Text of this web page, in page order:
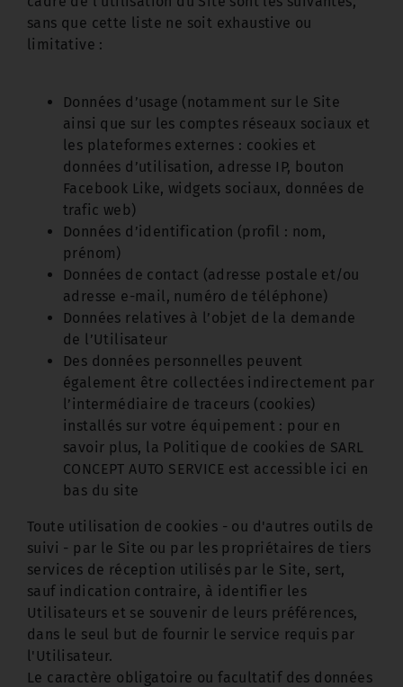
sans que cette liste ne soit exhaustive ou
limitative :
Données d’usage (notamment sur le Site
ainsi que sur les comptes réseaux sociaux et
les plateformes externes : cookies et
données d’utilisation, adresse IP, bouton
Facebook Like, widgets sociaux, données de
trafic web)
Données d’identification (profil : nom,
prénom)
Données de contact (adresse postale et/ou
adresse e-mail, numéro de téléphone)
Données relatives à l’objet de la demande
de l’Utilisateur
Des données personnelles peuvent
également être collectées indirectement par
l’intermédiaire de traceurs (cookies)
installés sur votre équipement : pour en
savoir plus, la Politique de cookies de SARL
CONCEPT AUTO SERVICE est accessible ici en
bas du site
Toute utilisation de cookies - ou d'autres outils de
suivi - par le Site ou par les propriétaires de tiers
services de réception utilisés par le Site, sert,
sauf indication contraire, à identifier les
Utilisateurs et se souvenir de leurs préférences,
dans le seul but de fournir le service requis par
l'Utilisateur.
Le caractère obligatoire ou facultatif des données